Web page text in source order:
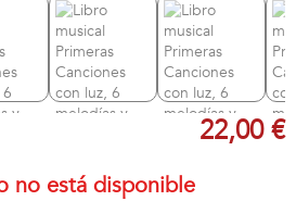
22,00 €
no está disponible